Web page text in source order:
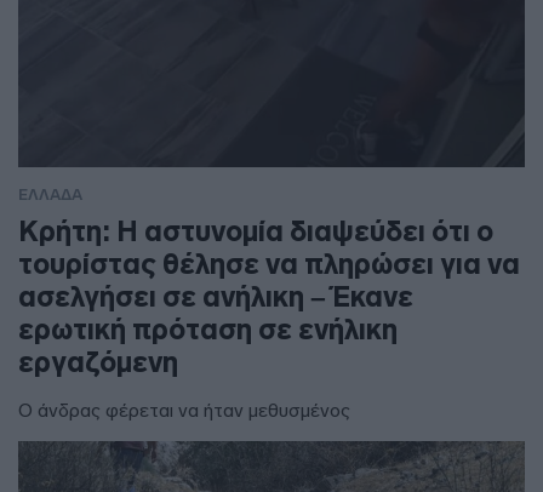
ΕΛΛΑΔΑ
Κρήτη: Η αστυνομία διαψεύδει ότι ο
τουρίστας θέλησε να πληρώσει για να
ασελγήσει σε ανήλικη – Έκανε
ερωτική πρόταση σε ενήλικη
εργαζόμενη
Ο άνδρας φέρεται να ήταν μεθυσμένος